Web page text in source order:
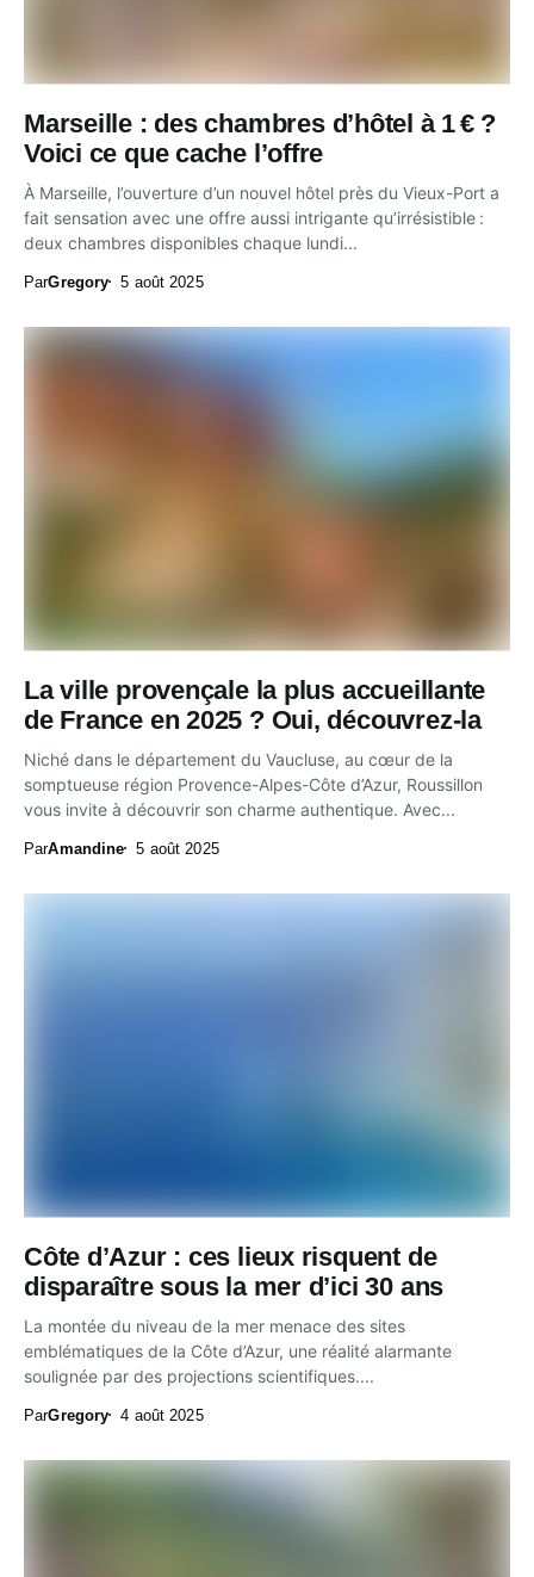
Marseille : des chambres d’hôtel à 1 € ?
Voici ce que cache l’offre
À Marseille, l’ouverture d’un nouvel hôtel près du Vieux-Port a
fait sensation avec une offre aussi intrigante qu’irrésistible :
deux chambres disponibles chaque lundi...
ParGregory 5 août 2025
La ville provençale la plus accueillante
de France en 2025 ? Oui, découvrez‑la
Niché dans le département du Vaucluse, au cœur de la
somptueuse région Provence-Alpes-Côte d’Azur, Roussillon
vous invite à découvrir son charme authentique. Avec...
ParAmandine 5 août 2025
Côte d’Azur : ces lieux risquent de
disparaître sous la mer d’ici 30 ans
La montée du niveau de la mer menace des sites
emblématiques de la Côte d’Azur, une réalité alarmante
soulignée par des projections scientifiques....
ParGregory 4 août 2025